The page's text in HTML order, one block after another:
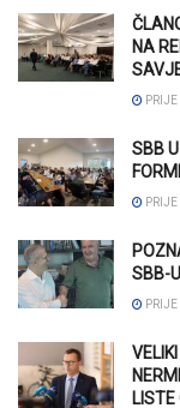
NA
SBB
SBB-U
LISTE